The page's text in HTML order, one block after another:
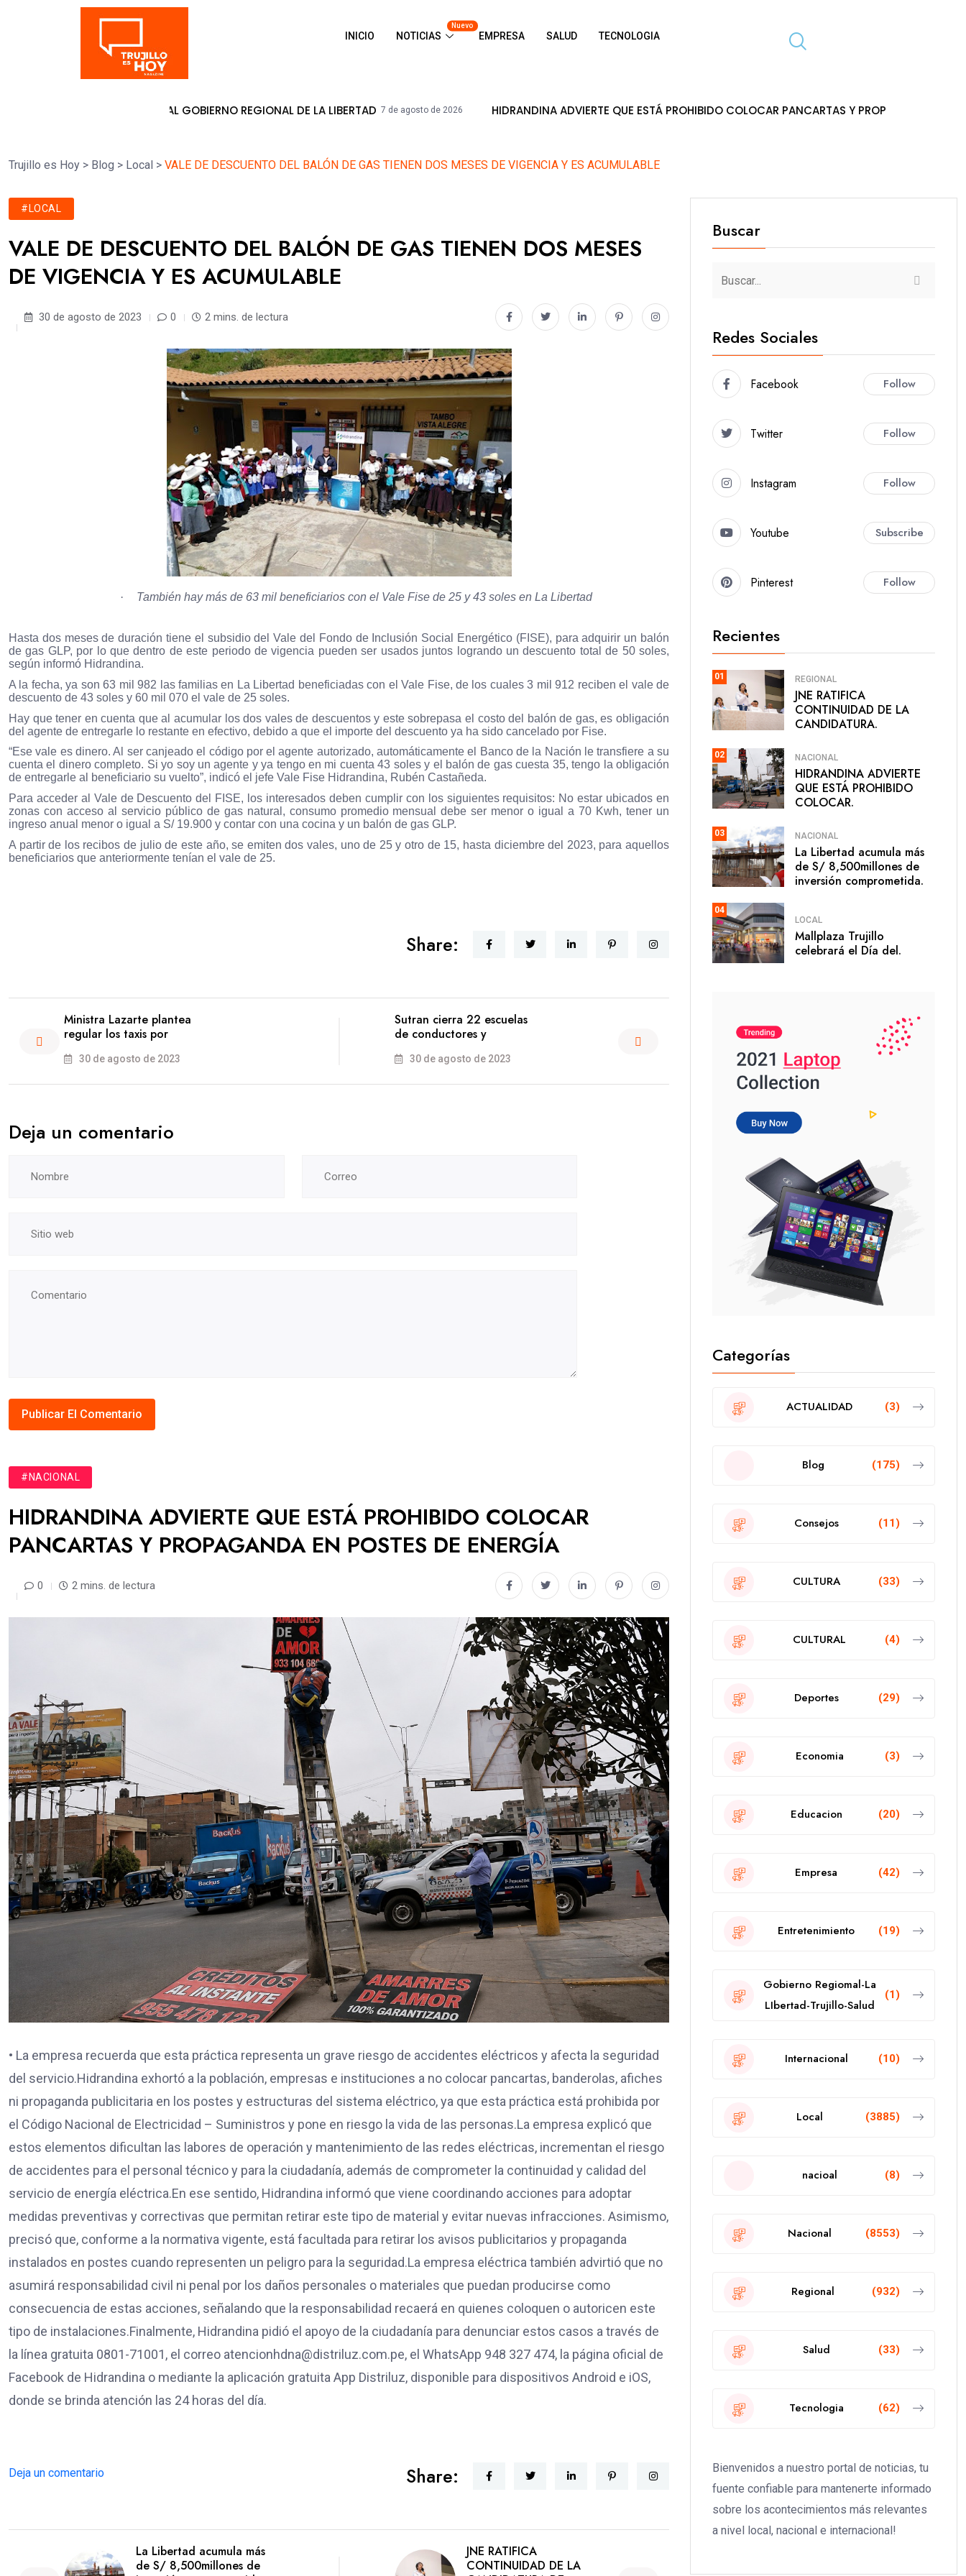
INICIO NOTICIAS
Nuevo
EMPRESA SALUD TECNOLOGIA
BOLAÑOS AL GOBIERNO REGIONAL DE LA LIBERTAD 7 de agosto de 2026 HIDRANDINA ADVIERTE QUE ESTÁ PROHIBIDO COLOCAR PANCARTAS Y PROPAGANDA EN POSTES DE ENERGÍA
Trujillo es Hoy > Blog > Local > VALE DE DESCUENTO DEL BALÓN DE GAS TIENEN DOS MESES DE VIGENCIA Y ES ACUMULABLE
#LOCAL
VALE DE DESCUENTO DEL BALÓN DE GAS TIENEN DOS MESES
DE VIGENCIA Y ES ACUMULABLE
30 de agosto de 2023 0 2 mins. de lectura
· También hay más de 63 mil beneficiarios con el Vale Fise de 25 y 43 soles en La Libertad
Hasta dos meses de duración tiene el subsidio del Vale del Fondo de Inclusión Social Energético (FISE), para adquirir un balón
de gas GLP, por lo que dentro de este periodo de vigencia pueden ser usados juntos logrando un descuento total de 50 soles,
según informó Hidrandina.
A la fecha, ya son 63 mil 982 las familias en La Libertad beneficiadas con el Vale Fise, de los cuales 3 mil 912 reciben el vale de
descuento de 43 soles y 60 mil 070 el vale de 25 soles.
Hay que tener en cuenta que al acumular los dos vales de descuentos y este sobrepasa el costo del balón de gas, es obligación
del agente de entregarle lo restante en efectivo, debido a que el importe del descuento ya ha sido cancelado por Fise.
“Ese vale es dinero. Al ser canjeado el código por el agente autorizado, automáticamente el Banco de la Nación le transfiere a su
cuenta el dinero completo. Si yo soy un agente y ya tengo en mi cuenta 43 soles y el balón de gas cuesta 35, tengo la obligación
de entregarle al beneficiario su vuelto”, indicó el jefe Vale Fise Hidrandina, Rubén Castañeda.
Para acceder al Vale de Descuento del FISE, los interesados deben cumplir con los siguientes requisitos: No estar ubicados en
zonas con acceso al servicio público de gas natural, consumo promedio mensual debe ser menor o igual a 70 Kwh, tener un
ingreso anual menor o igual a S/ 19.900 y contar con una cocina y un balón de gas GLP.
A partir de los recibos de julio de este año, se emiten dos vales, uno de 25 y otro de 15, hasta diciembre del 2023, para aquellos
beneficiarios que anteriormente tenían el vale de 25.
Share:
Ministra Lazarte plantea
regular los taxis por
30 de agosto de 2023
Sutran cierra 22 escuelas
de conductores y
30 de agosto de 2023
Deja un comentario
#NACIONAL
HIDRANDINA ADVIERTE QUE ESTÁ PROHIBIDO COLOCAR
PANCARTAS Y PROPAGANDA EN POSTES DE ENERGÍA
0 2 mins. de lectura
• La empresa recuerda que esta práctica representa un grave riesgo de accidentes eléctricos y afecta la seguridad
del servicio.Hidrandina exhortó a la población, empresas e instituciones a no colocar pancartas, banderolas, afiches
ni propaganda publicitaria en los postes y estructuras del sistema eléctrico, ya que esta práctica está prohibida por
el Código Nacional de Electricidad – Suministros y pone en riesgo la vida de las personas.La empresa explicó que
estos elementos dificultan las labores de operación y mantenimiento de las redes eléctricas, incrementan el riesgo
de accidentes para el personal técnico y para la ciudadanía, además de comprometer la continuidad y calidad del
servicio de energía eléctrica.En ese sentido, Hidrandina informó que viene coordinando acciones para adoptar
medidas preventivas y correctivas que permitan retirar este tipo de material y evitar nuevas infracciones. Asimismo,
precisó que, conforme a la normativa vigente, está facultada para retirar los avisos publicitarios y propaganda
instalados en postes cuando representen un peligro para la seguridad.La empresa eléctrica también advirtió que no
asumirá responsabilidad civil ni penal por los daños personales o materiales que puedan producirse como
consecuencia de estas acciones, señalando que la responsabilidad recaerá en quienes coloquen o autoricen este
tipo de instalaciones.Finalmente, Hidrandina pidió el apoyo de la ciudadanía para denunciar estos casos a través de
la línea gratuita 0801-71001, el correo atencionhdna@distriluz.com.pe, el WhatsApp 948 327 474, la página oficial de
Facebook de Hidrandina o mediante la aplicación gratuita App Distriluz, disponible para dispositivos Android e iOS,
donde se brinda atención las 24 horas del día.
Deja un comentario Share:
La Libertad acumula más
de S/ 8,500millones de
JNE RATIFICA
CONTINUIDAD DE LA
Buscar
Redes Sociales
Facebook Follow
Twitter Follow
Instagram Follow
Youtube Subscribe
Pinterest Follow
Recientes
01 REGIONAL
JNE RATIFICA
CONTINUIDAD DE LA
CANDIDATURA.
02 NACIONAL
HIDRANDINA ADVIERTE
QUE ESTÁ PROHIBIDO
COLOCAR.
03 NACIONAL
La Libertad acumula más
de S/ 8,500millones de
inversión comprometida.
04
LOCAL
Mallplaza Trujillo
celebrará el Día del.
Categorías
ACTUALIDAD (3)
Blog (175)
Consejos (11)
CULTURA (33)
CULTURAL (4)
Deportes (29)
Economia (3)
Educacion (20)
Empresa (42)
Entretenimiento (19)
Gobierno Regiomal-La
LIbertad-Trujillo-Salud
(1)
Internacional (10)
Local (3885)
nacioal (8)
Nacional (8553)
Regional (932)
Salud (33)
Tecnologia (62)
Bienvenidos a nuestro portal de noticias, tu
fuente confiable para mantenerte informado
sobre los acontecimientos más relevantes
a nivel local, nacional e internacional!